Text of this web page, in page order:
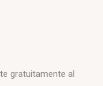
gratuitamente al